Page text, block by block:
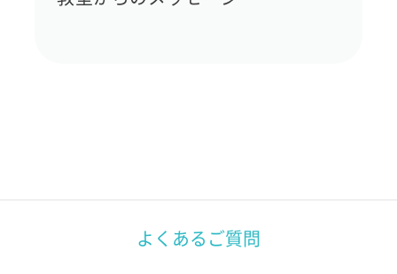
よくあるご質問